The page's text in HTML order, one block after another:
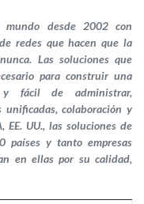
mundo desde 2002 con
redes que hacen que la
Las soluciones que
para construir una
y fácil de administrar,
unificadas, colaboración y
EE. UU., las soluciones de
países y tanto empresas
en ellas por su calidad,